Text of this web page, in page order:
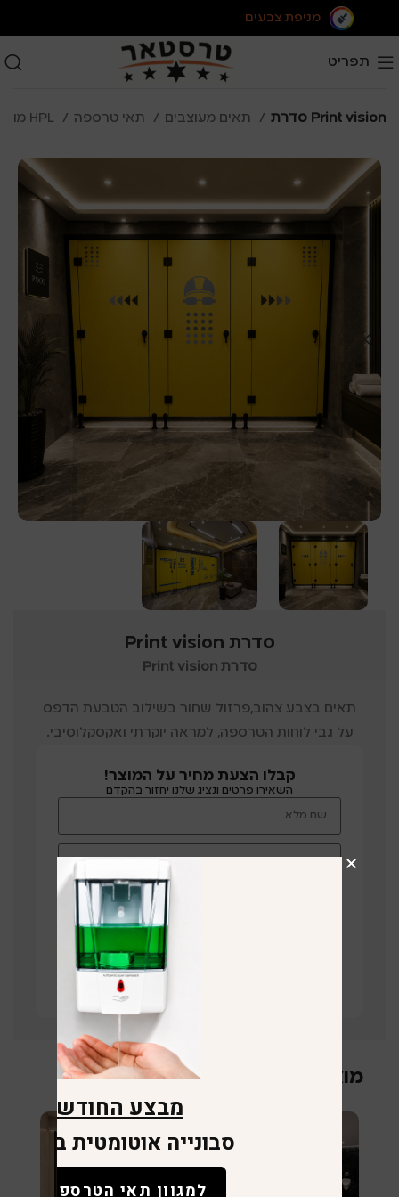
מניפת צבעים
תפריט
מוצרי HPL סדרת Print vision
סדרת Print vision
סדרת Print vision
תאים בצבע צהוב,פרזול שחור בשילוב הטבעת הדפס
על גבי לוחות הטרספה, למראה יוקרתי ואקסקלוסיבי.
קבלו הצעת מחיר על המוצר!
השאירו פרטים ונציג שלנו יחזור בהקדם
תחזרו אליי
מוצרים קשורים
מבצע החודש
סבונייה אוטומטית במתנה
למגוון תאי הטרספה